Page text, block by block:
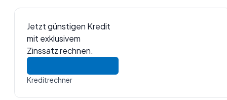
Jetzt günstigen Kredit
mit exklusivem
Zinssatz rechnen.
Kreditrechner